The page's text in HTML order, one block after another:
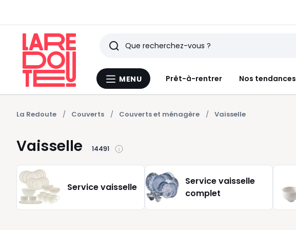
Menu
MENU Prêt-à-rentrer Nos tendances
Rechercher
Derniers
articles
vus
La Redoute Couverts Couverts et ménagère Vaisselle
Vaisselle 14491
Service vaisselle
Service vaisselle
complet